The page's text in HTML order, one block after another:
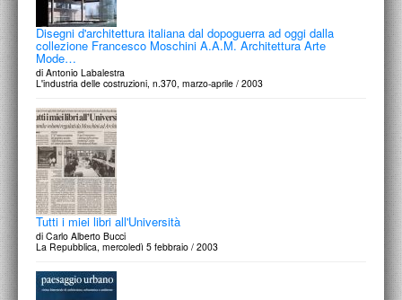
Disegni d'architettura italiana dal dopoguerra ad oggi dalla
collezione Francesco Moschini A.A.M. Architettura Arte
Mode…
di Antonio Labalestra
L'industria delle costruzioni, n.370, marzo-aprile / 2003
Tutti i miei libri all'Università
di Carlo Alberto Bucci
La Repubblica, mercoledì 5 febbraio / 2003